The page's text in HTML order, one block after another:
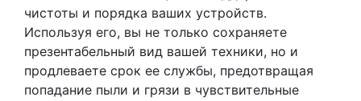
чистоты и порядка ваших устройств.
Используя его, вы не только сохраняете
презентабельный вид вашей техники, но и
продлеваете срок ее службы, предотвращая
попадание пыли и грязи в чувствительные